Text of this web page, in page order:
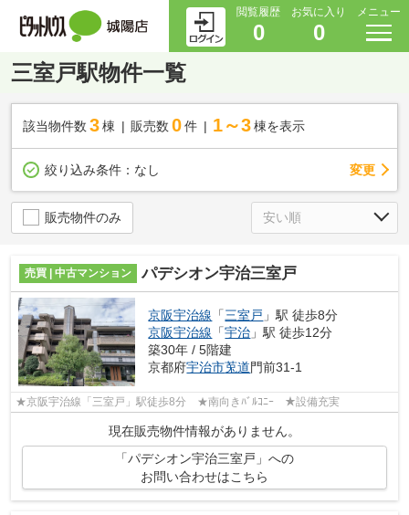
閲覧履歴
0
お気に入り
0
メニュー
三室戸駅物件一覧
該当物件数 3棟 販売数 0 件 1～3 棟を表示
絞り込み条件： なし 変更
販売物件のみ
売買 | 中古マンション パデシオン宇治三室戸
京阪宇治線 「三室戸 」駅 徒歩8分
京阪宇治線 「宇治 」駅 徒歩12分
築30年 / 5階建
京都府宇治市莵道門前31-1
★京阪宇治線「三室戸」駅徒歩8分 ★南向きﾊﾞﾙｺﾆｰ ★設備充実
現在販売物件情報がありません。
「パデシオン宇治三室戸」への
お問い合わせはこちら